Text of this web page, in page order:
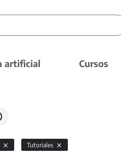
artificial Cursos
Tutoriales